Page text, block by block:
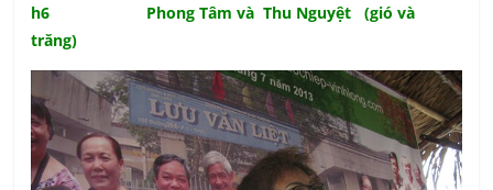
h6 Phong Tâm và Thu Nguyệt (gió và
trăng)